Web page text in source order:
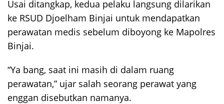
Usai ditangkap, kedua pelaku langsung dilarikan
ke RSUD Djoelham Binjai untuk mendapatkan
perawatan medis sebelum diboyong ke Mapolres
Binjai.
“Ya bang, saat ini masih di dalam ruang
perawatan,” ujar salah seorang perawat yang
enggan disebutkan namanya.